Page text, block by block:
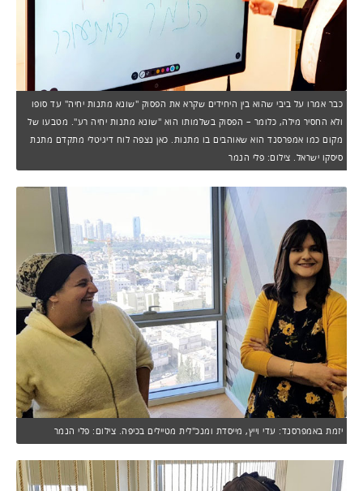
כבר אמרו על ביבי שהוא בין היחידים שקרא את הפסוק "שונא מתנות יחיה" עד סופו
ולא החסיר מילה, כלומר – הפסוק בשלמותו הוא "שונא מתנות יחיה רע". מטבעו של
מקום כמו אמפרסנד הוא שאוהבים בו מתנות. כאן נצפה לוח דיגיטלי מתקדם מתנת
סיסקו ישראל. צילום: פלי הנמר
יזמת באמפרסנד: עדי וייץ, מייסדת ומנכ"לית מטיילים בכיפה. צילום: פלי הנמר